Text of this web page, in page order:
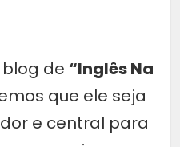
de “Inglês Na
que ele seja
e central para